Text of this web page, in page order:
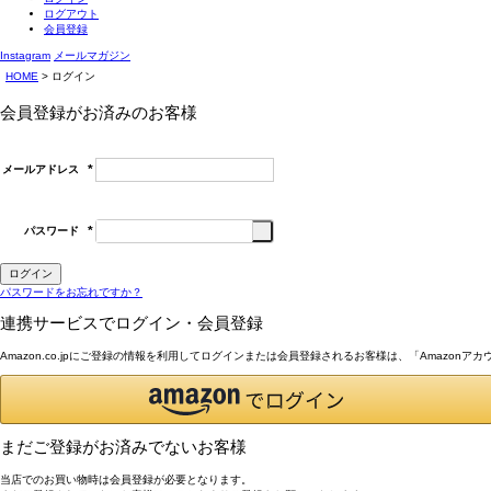
ログアウト
会員登録
Instagram メールマガジン
HOME
ログイン
会員登録がお済みのお客様
メールアドレス
(必
パスワード
ログイン
パスワードをお忘れですか？
連携サービスでログイン・会員登録
Amazon.co.jpにご登録の情報を利用してログインまたは会員登録されるお客様は、「Amazonアカ
まだご登録がお済みでないお客様
当店でのお買い物時は会員登録が必要となります。